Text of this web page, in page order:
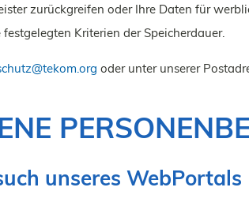
zurückgreifen oder Ihre Daten für
Kriterien der Speicherdauer.
@tekom.org oder unter unserer
unseres WebPortals